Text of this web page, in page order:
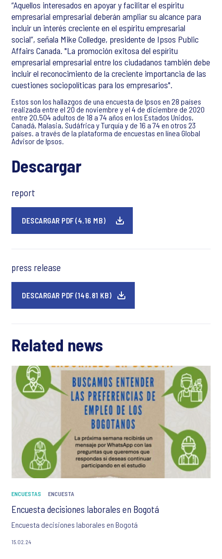
“Aquellos interesados ​​en apoyar y facilitar el espíritu
empresarial empresarial deberán ampliar su alcance para
incluir un interés creciente en el espíritu empresarial
social”, señala Mike Colledge, presidente de Ipsos Public
Affairs Canada. "La promoción exitosa del espíritu
empresarial empresarial entre los ciudadanos también debe
incluir el reconocimiento de la creciente importancia de las
cuestiones sociopolíticas para los empresarios".
Estos son los hallazgos de una encuesta de Ipsos en 28 países
realizada entre el 20 de noviembre y el 4 de diciembre de 2020
entre 20.504 adultos de 18 a 74 años en los Estados Unidos,
Canadá, Malasia, Sudáfrica y Turquía y de 16 a 74 en otros 23
países. a través de la plataforma de encuestas en línea Global
Advisor de Ipsos.
Descargar
report
DESCARGAR PDF (4.16 MB)
press release
DESCARGAR PDF (146.81 KB)
Related news
ENCUESTAS ENCUESTA
Encuesta decisiones laborales en Bogotá
Encuesta decisiones laborales en Bogotá
15.02.24